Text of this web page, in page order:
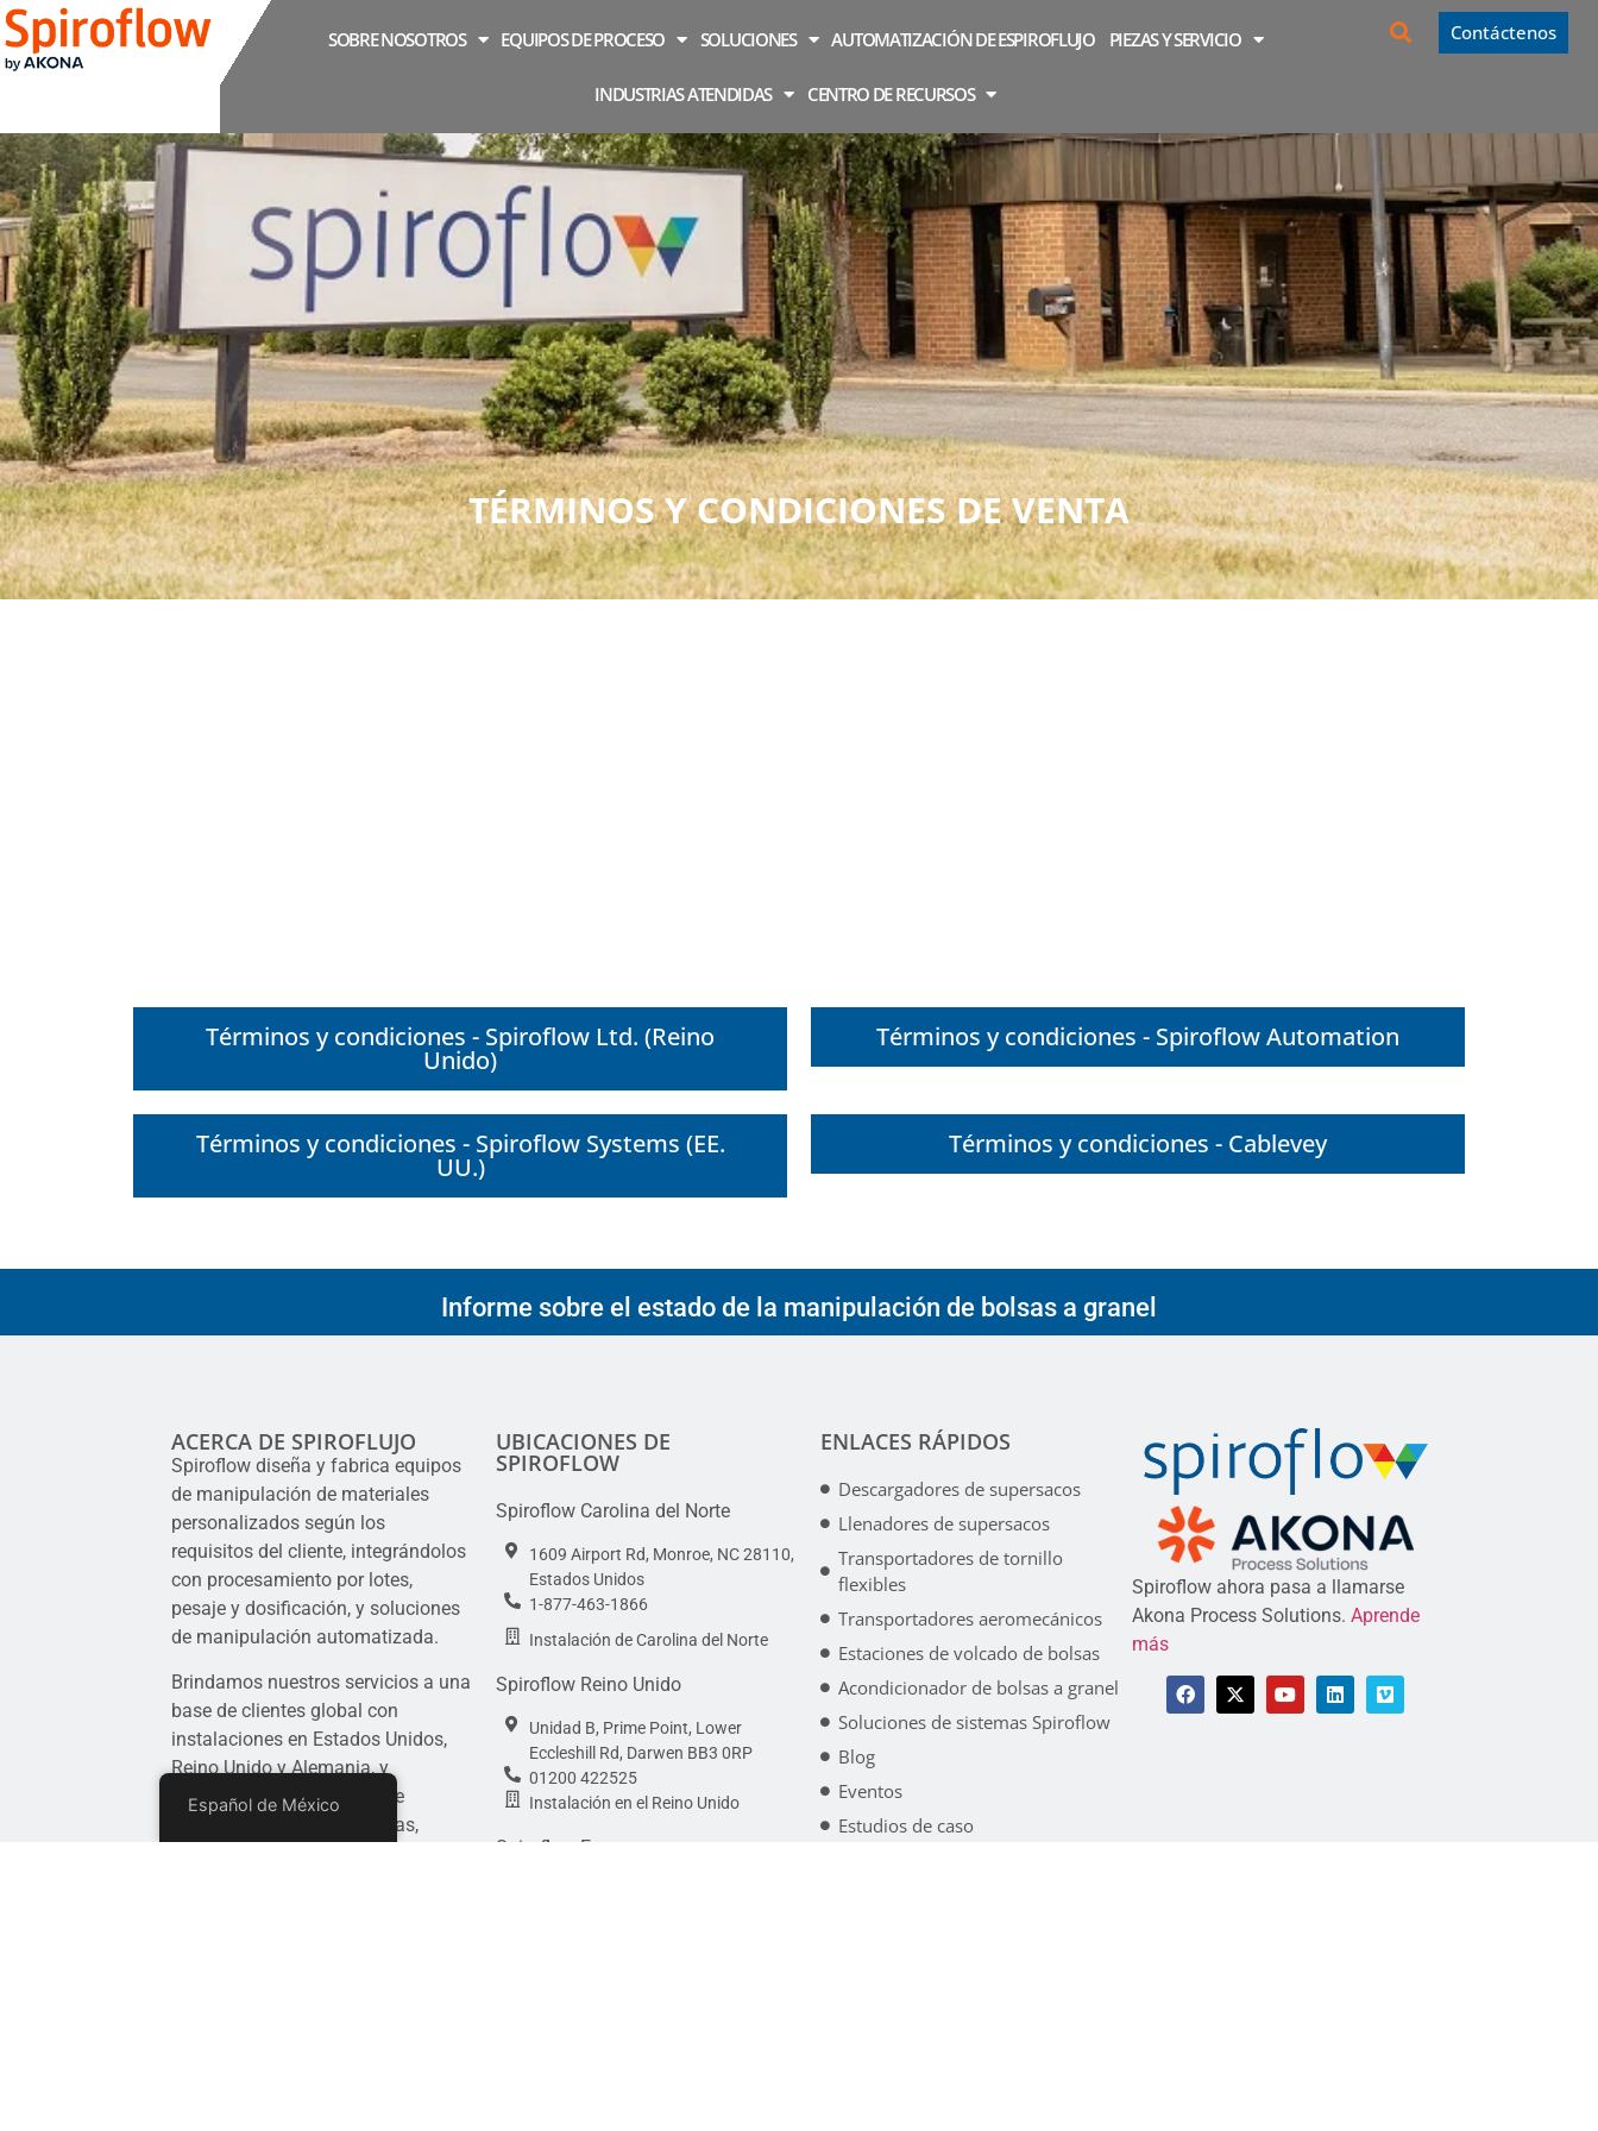
SOBRE NOSOTROS EQUIPOS DE PROCESO SOLUCIONES AUTOMATIZACIÓN DE ESPIROFLUJO PIEZAS Y SERVICIO
INDUSTRIAS ATENDIDAS CENTRO DE RECURSOS
Contáctenos
TÉRMINOS Y CONDICIONES DE VENTA
Términos y condiciones - Spiroflow Ltd. (Reino
Unido)
Términos y condiciones - Spiroflow Automation
Términos y condiciones - Spiroflow Systems (EE.
UU.)
Términos y condiciones - Cablevey
Informe sobre el estado de la manipulación de bolsas a granel
ACERCA DE SPIROFLUJO
Spiroflow diseña y fabrica equipos
de manipulación de materiales
personalizados según los
requisitos del cliente, integrándolos
con procesamiento por lotes,
pesaje y dosificación, y soluciones
de manipulación automatizada.
Brindamos nuestros servicios a una
base de clientes global con
instalaciones en Estados Unidos,
Reino Unido y Alemania, y
atendemos a industrias que
incluyen alimentos y bebidas,
UBICACIONES DE
SPIROFLOW
Spiroflow Carolina del Norte
1609 Airport Rd, Monroe, NC 28110,
Estados Unidos
1-877-463-1866
Instalación de Carolina del Norte
Spiroflow Reino Unido
Unidad B, Prime Point, Lower
Eccleshill Rd, Darwen BB3 0RP
01200 422525
Instalación en el Reino Unido
Spiroflow Europa
ENLACES RÁPIDOS
Descargadores de supersacos
Llenadores de supersacos
Transportadores de tornillo
flexibles
Transportadores aeromecánicos
Estaciones de volcado de bolsas
Acondicionador de bolsas a granel
Soluciones de sistemas Spiroflow
Blog
Eventos
Estudios de caso
Spiroflow ahora pasa a llamarse
Akona Process Solutions.Aprende
más
Español de México